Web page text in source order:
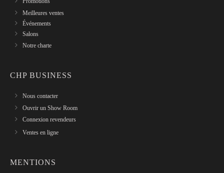
Meilleures ventes
Événements
Salons
Notre charte
CHP BUSINESS
Nous contacter
Ouvrir un Show Room
Connexion revendeurs
Ventes en ligne
MENTIONS